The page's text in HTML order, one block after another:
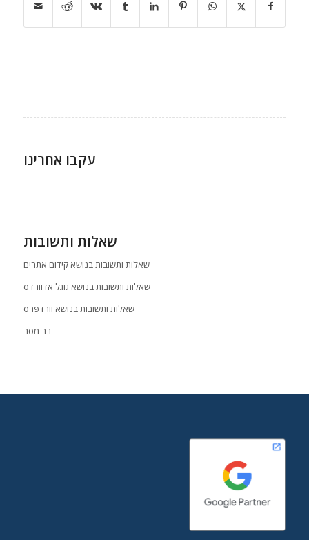
עקבו אחרינו
שאלות ותשובות
שאלות ותשובות בנושא קידום אתרים
שאלות ותשובות בנושא גוגל אדוורדס
שאלות ותשובות בנושא וורדפרס
רב מסר